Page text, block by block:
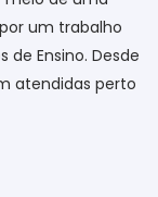
um trabalho
de Ensino. Desde
atendidas perto